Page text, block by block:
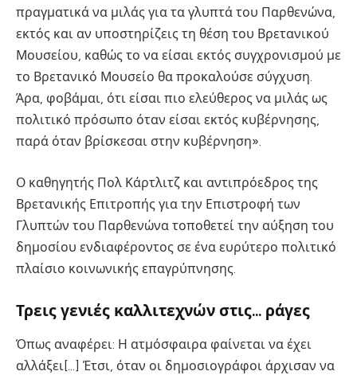
πραγματικά να μιλάς για τα γλυπτά του Παρθενώνα,
εκτός και αν υποστηρίζεις τη θέση του Βρετανικού
Μουσείου, καθώς το να είσαι εκτός συγχρονισμού με
το Βρετανικό Μουσείο θα προκαλούσε σύγχυση.
Άρα, φοβάμαι, ότι είσαι πιο ελεύθερος να μιλάς ως
πολιτικό πρόσωπο όταν είσαι εκτός κυβέρνησης,
παρά όταν βρίσκεσαι στην κυβέρνηση».
Ο καθηγητής Πολ Κάρτλιτζ και αντιπρόεδρος της
Βρετανικής Επιτροπής για την Επιστροφή των
Γλυπτών του Παρθενώνα τοποθετεί την αύξηση του
δημοσίου ενδιαφέροντος σε ένα ευρύτερο πολιτικό
πλαίσιο κοινωνικής επαγρύπνησης.
Τρεις γενιές καλλιτεχνών στις… ράγες
Όπως αναφέρει: Η ατμόσφαιρα φαίνεται να έχει
αλλάξει[…] Έτσι, όταν οι δημοσιογράφοι άρχισαν να